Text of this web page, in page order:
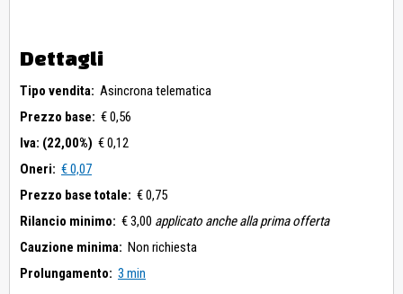
Dettagli
Tipo vendita: Asincrona telematica
Prezzo base: € 0,56
Iva: (22,00%) € 0,12
Oneri: € 0,07
Prezzo base totale: € 0,75
Rilancio minimo: € 3,00 applicato anche alla prima offerta
Cauzione minima: Non richiesta
Prolungamento: 3 min